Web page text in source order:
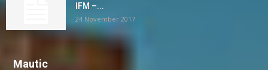
IFM –...
24 November 2017
Mautic